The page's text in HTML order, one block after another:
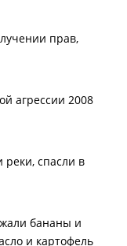
прав,
агрессии 2008
реки, спасли в
бананы и
и картофель